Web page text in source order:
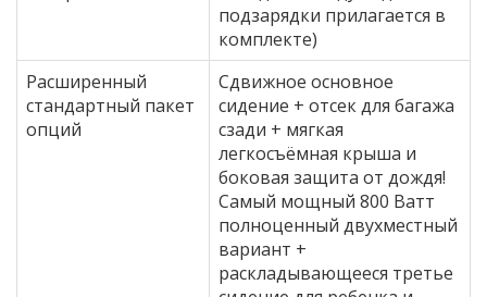
подзарядки прилагается в
комплекте)
Расширенный
стандартный пакет
опций
Сдвижное основное
сидение + отсек для багажа
сзади + мягкая
легкосъёмная крыша и
боковая защита от дождя!
Самый мощный 800 Ватт
полноценный двухместный
вариант +
раскладывающееся третье